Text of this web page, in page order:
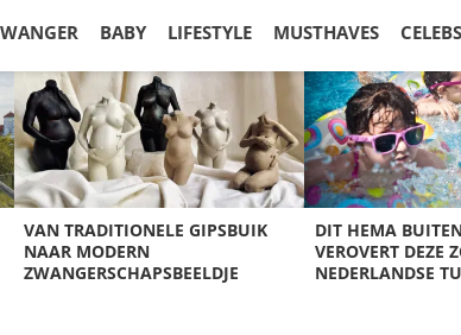
BABY LIFESTYLE MUSTHAVES CELEBS
VAN TRADITIONELE GIPSBUIK
NAAR MODERN
ZWANGERSCHAPSBEELDJE
DIT HEMA
VEROVERT DEZE
NEDERLANDSE